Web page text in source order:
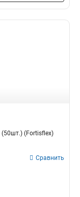
(Fortisflex)
Сравнить